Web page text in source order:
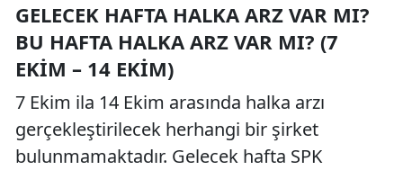
GELECEK HAFTA HALKA ARZ VAR MI?
BU HAFTA HALKA ARZ VAR MI? (7
EKIM – 14 EKIM)
7 Ekim ila 14 Ekim arasında halka arzı
gerçekleştirilecek herhangi bir şirket
bulunmamaktadır. Gelecek hafta SPK